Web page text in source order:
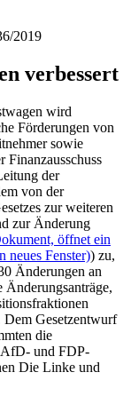
2019
verbessert
wird
Förderungen von
sowie
Finanzausschuss
der
von der
zur weiteren
zur Änderung
öffnet ein
neues Fenster)) zu,
Änderungen an
Gesetzentwurf
die
und FDP-
Die Linke und